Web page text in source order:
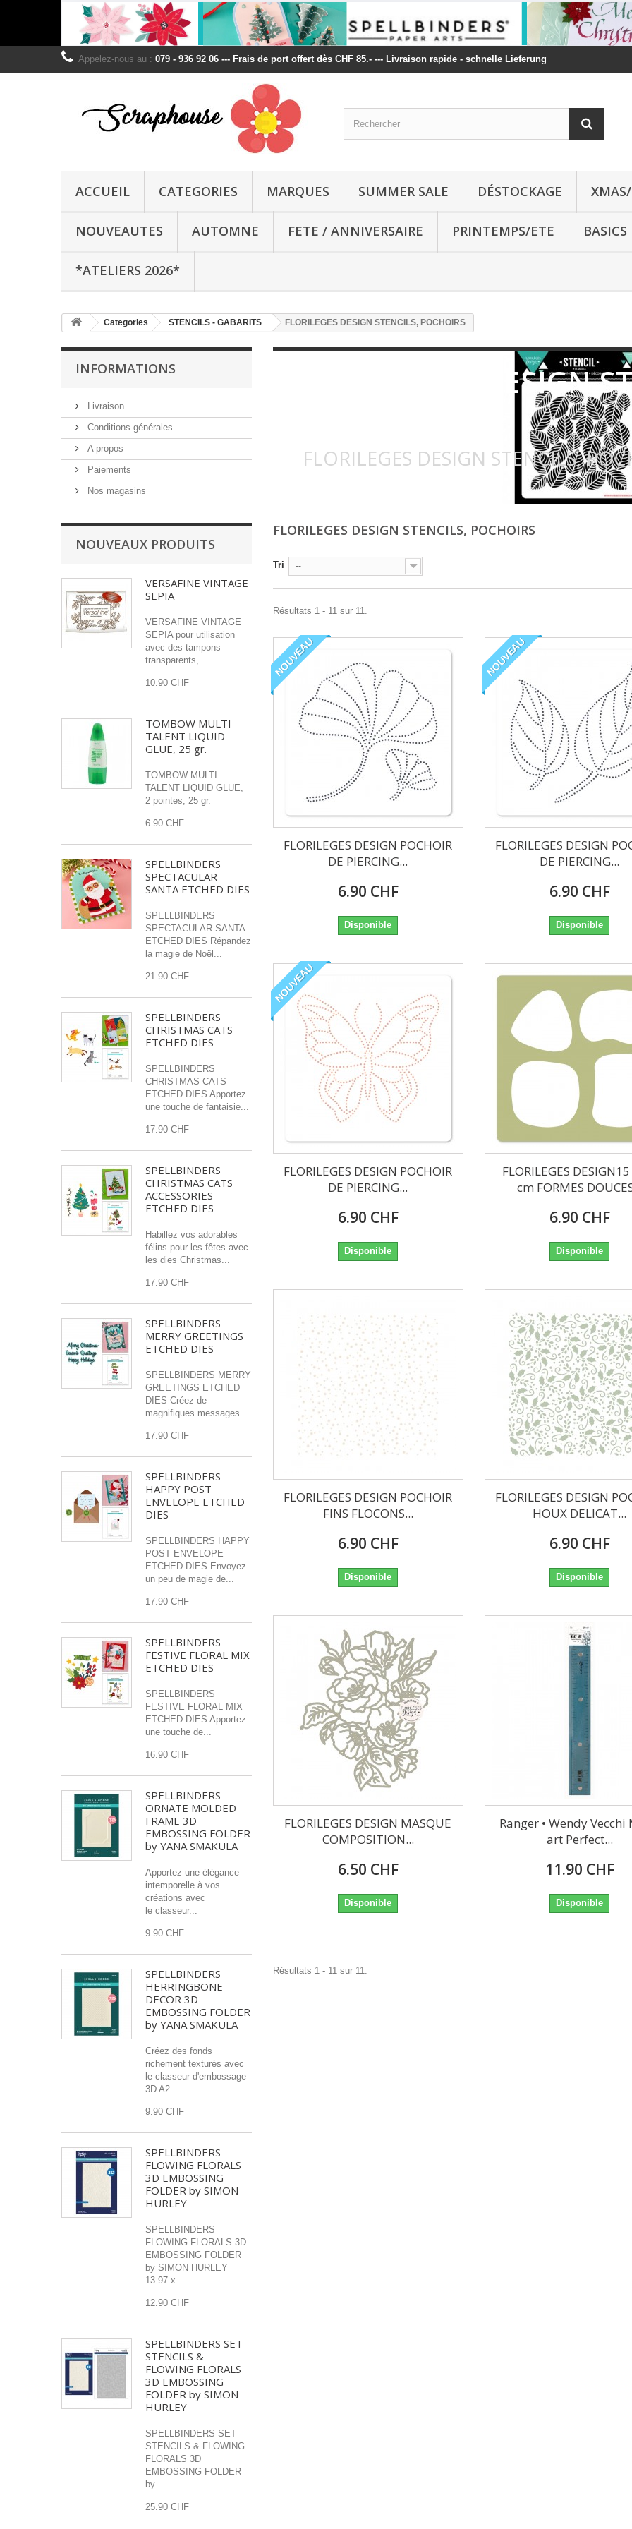
Appelez-nous au : 079 - 936 92 06 --- Frais de port offert dès CHF 85.- --- Livraison rapide - schnelle Lieferung
ACCUEIL CATEGORIES MARQUES SUMMER SALE DÉSTOCKAGE
NOUVEAUTES AUTOMNE FETE / ANNIVERSAIRE PRINTEMPS/ETE BASICS
*ATELIERS 2026*
Categories STENCILS - GABARITS FLORILEGES DESIGN STENCILS, POCHOIRS
INFORMATIONS
Livraison
Conditions générales
A propos
Paiements
Nos magasins
NOUVEAUX PRODUITS
VERSAFINE VINTAGE
SEPIA
VERSAFINE VINTAGE
SEPIA pour utilisation
avec des tampons
transparents,...
10.90 CHF
TOMBOW MULTI
TALENT LIQUID
GLUE, 25 gr.
TOMBOW MULTI
TALENT LIQUID GLUE,
2 pointes, 25 gr.
6.90 CHF
SPELLBINDERS
SPECTACULAR
SANTA ETCHED DIES
SPELLBINDERS
SPECTACULAR SANTA
ETCHED DIES Répandez
la magie de Noël...
21.90 CHF
SPELLBINDERS
CHRISTMAS CATS
ETCHED DIES
SPELLBINDERS
CHRISTMAS CATS
ETCHED DIES Apportez
une touche de fantaisie...
17.90 CHF
SPELLBINDERS
CHRISTMAS CATS
ACCESSORIES
ETCHED DIES
Habillez vos adorables
félins pour les fêtes avec
les dies Christmas...
17.90 CHF
SPELLBINDERS
MERRY GREETINGS
ETCHED DIES
SPELLBINDERS MERRY
GREETINGS ETCHED
DIES Créez de
magnifiques messages...
17.90 CHF
SPELLBINDERS
HAPPY POST
ENVELOPE ETCHED
DIES
SPELLBINDERS HAPPY
POST ENVELOPE
ETCHED DIES Envoyez
un peu de magie de...
17.90 CHF
SPELLBINDERS
FESTIVE FLORAL MIX
ETCHED DIES
SPELLBINDERS
FESTIVE FLORAL MIX
ETCHED DIES Apportez
une touche de...
16.90 CHF
SPELLBINDERS
ORNATE MOLDED
FRAME 3D
EMBOSSING FOLDER
by YANA SMAKULA
Apportez une élégance
intemporelle à vos
créations avec
le classeur...
9.90 CHF
SPELLBINDERS
HERRINGBONE
DECOR 3D
EMBOSSING FOLDER
by YANA SMAKULA
Créez des fonds
richement texturés avec
le classeur d'embossage
3D A2...
9.90 CHF
SPELLBINDERS
FLOWING FLORALS
3D EMBOSSING
FOLDER by SIMON
HURLEY
SPELLBINDERS
FLOWING FLORALS 3D
EMBOSSING FOLDER
by SIMON HURLEY
13.97 x...
12.90 CHF
SPELLBINDERS SET
STENCILS &
FLOWING FLORALS
3D EMBOSSING
FOLDER by SIMON
HURLEY
SPELLBINDERS SET
STENCILS & FLOWING
FLORALS 3D
EMBOSSING FOLDER
by...
25.90 CHF
FLORILEGES DESIGN
FLORILEGES DESIGN STENCILS,
FLORILEGES DESIGN STENCILS, POCHOIRS
Tri --
Résultats 1 - 11 sur 11.
NOUVEAU
FLORILEGES DESIGN POCHOIR
DE PIERCING...
6.90 CHF
Disponible
NOUVEAU
FLORILEGES DESIGN
DE PIERCING...
6.90 CHF
Disponible
NOUVEAU
FLORILEGES DESIGN POCHOIR
DE PIERCING...
6.90 CHF
Disponible
FLORILEGES
cm FORMES
6.90 CHF
Disponible
FLORILEGES DESIGN POCHOIR
FINS FLOCONS...
6.90 CHF
Disponible
FLORILEGES DESIGN
HOUX DELICAT...
6.90 CHF
Disponible
FLORILEGES DESIGN MASQUE
COMPOSITION...
6.50 CHF
Disponible
Ranger • Wendy Vecchi
art Perfect...
11.90 CHF
Disponible
Résultats 1 - 11 sur 11.